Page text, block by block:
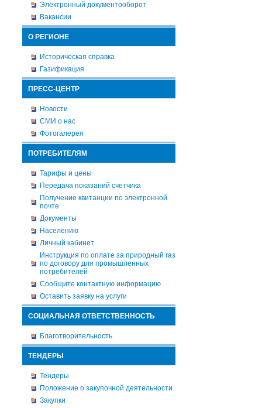
Электронный документооборот
Вакансии
О РЕГИОНЕ
Историческая справка
Газификация
ПРЕСС-ЦЕНТР
Новости
СМИ о нас
Фотогалерея
ПОТРЕБИТЕЛЯМ
Тарифы и цены
Передача показаний счетчика
Получение квитанции по электронной
почте
Документы
Населению
Личный кабинет
Инструкция по оплате за природный газ
по договору для промышленных
потребителей
Сообщите контактную информацию
Оставить заявку на услуги
СОЦИАЛЬНАЯ ОТВЕТСТВЕННОСТЬ
Благотворительность
ТЕНДЕРЫ
Тендеры
Положение о закупочной деятельности
Закупки